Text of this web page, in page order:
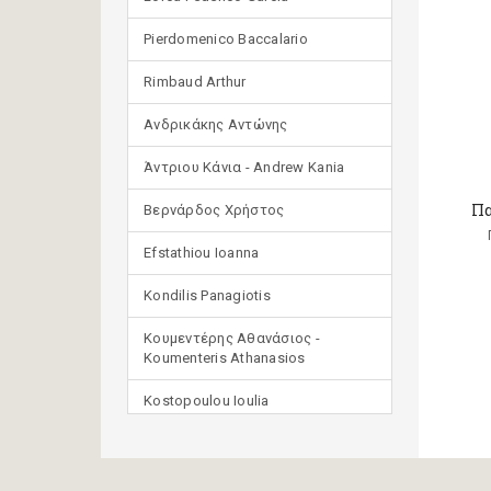
Pierdomenico Baccalario
Rimbaud Arthur
Ανδρικάκης Αντώνης
Άντριου Κάνια - Andrew Kania
Βερνάρδος Χρήστος
Efstathiou Ioanna
Kondilis Panagiotis
Κουμεντέρης Αθανάσιος -
Koumenteris Athanasios
Kostopoulou Ioulia
(μετάφραση)